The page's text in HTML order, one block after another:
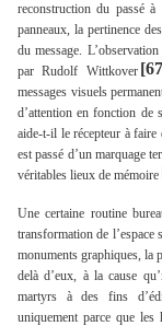
reconstruction du passé
panneaux, la pertinence
du message.
par Rudolf Wittkover
messages visuels
d’attention en fonction de
aide-t-il le récepteur à
est passé d’un marquage
véritables lieux de mémoire
Une certaine routine
transformation de
monuments graphiques, la
delà d’eux, à la cause
martyrs à des fins
uniquement parce que les